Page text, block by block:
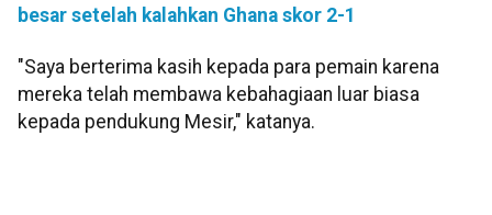
besar setelah kalahkan Ghana skor 2-1
"Saya berterima kasih kepada para pemain karena
mereka telah membawa kebahagiaan luar biasa
kepada pendukung Mesir," katanya.